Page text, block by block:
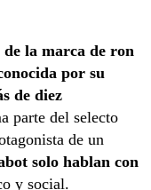
la marca de ron
por su
de diez
parte del selecto
de un
solo hablan con
y social.